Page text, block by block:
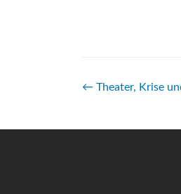
Beitrags-
← Theater, Krise